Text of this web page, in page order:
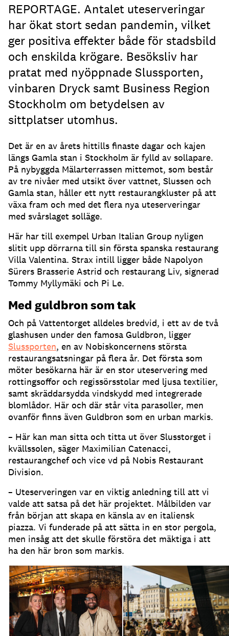
REPORTAGE. Antalet uteserveringar
har ökat stort sedan pandemin, vilket
ger positiva effekter både för stadsbild
och enskilda krögare. Besöksliv har
pratat med nyöppnade Slussporten,
vinbaren Dryck samt Business Region
Stockholm om betydelsen av
sittplatser utomhus.
Det är en av årets hittills finaste dagar och kajen
längs Gamla stan i Stockholm är fylld av sollapare.
På nybyggda Mälarterrassen mittemot, som består
av tre nivåer med utsikt över vattnet, Slussen och
Gamla stan, håller ett nytt restaurangkluster på att
växa fram och med det flera nya uteserveringar
med svårslaget solläge.
Här har till exempel Urban Italian Group nyligen
slitit upp dörrarna till sin första spanska restaurang
Villa Valentina. Strax intill ligger både Napolyon
Sürers Brasserie Astrid och restaurang Liv, signerad
Tommy Myllymäki och Pi Le.
Med guldbron som tak
Och på Vattentorget alldeles bredvid, i ett av de två
glashusen under den famosa Guldbron, ligger
Slussporten, en av Nobiskoncernens största
restaurangsatsningar på flera år. Det första som
möter besökarna här är en stor uteservering med
rottingsoffor och regissörsstolar med ljusa textilier,
samt skräddarsydda vindskydd med integrerade
blomlådor. Här och där står vita parasoller, men
ovanför finns även Guldbron som en urban markis.
– Här kan man sitta och titta ut över Slusstorget i
kvällssolen, säger Maximilian Catenacci,
restaurangchef och vice vd på Nobis Restaurant
Division.
– Uteserveringen var en viktig anledning till att vi
valde att satsa på det här projektet. Målbilden var
från början att skapa en känsla av en italiensk
piazza. Vi funderade på att sätta in en stor pergola,
men insåg att det skulle förstöra det mäktiga i att
ha den här bron som markis.